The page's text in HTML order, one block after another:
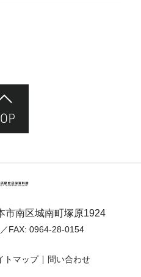
市南区城南町塚原1924
／FAX: 0964-28-0154
トマップ 問い合わせ